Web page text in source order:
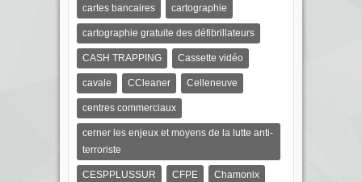
cartes bancaires cartographie
cartographie gratuite des défibrillateurs
CASH TRAPPING Cassette vidéo
cavale CCleaner Celleneuve
centres commerciaux
cerner les enjeux et moyens de la lutte anti-
terroriste
CESPPLUSSUR CFPE Chamonix